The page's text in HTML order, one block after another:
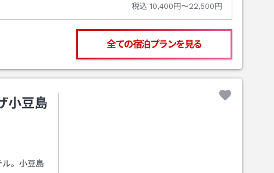
税込 10,400円〜22,500円
全ての宿泊プランを見る
小豆島
ル。小豆島